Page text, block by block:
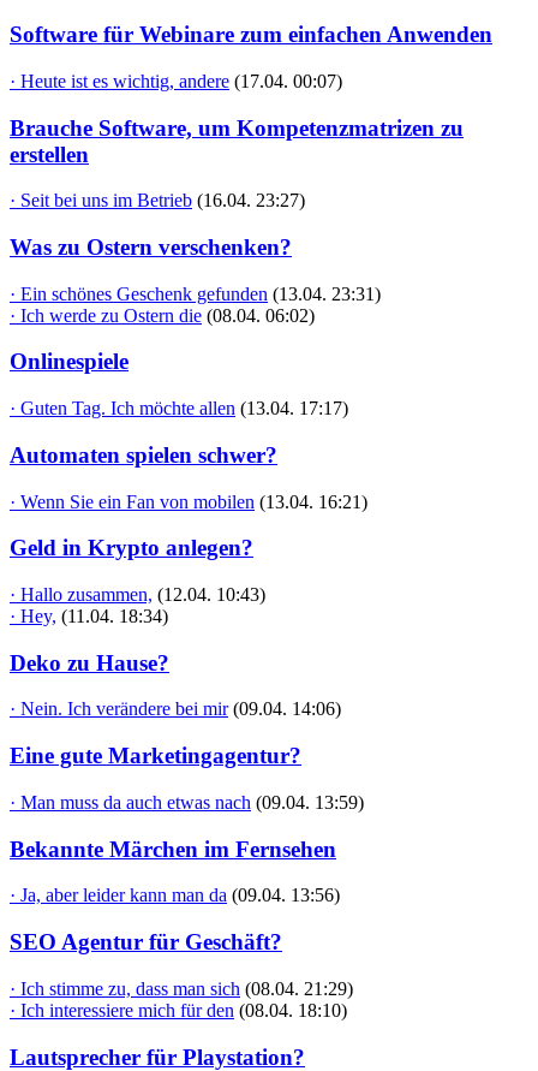
Software für Webinare zum einfachen Anwenden
· Heute ist es wichtig, andere (17.04. 00:07)
Brauche Software, um Kompetenzmatrizen zu
erstellen
· Seit bei uns im Betrieb (16.04. 23:27)
Was zu Ostern verschenken?
· Ein schönes Geschenk gefunden (13.04. 23:31)
· Ich werde zu Ostern die (08.04. 06:02)
Onlinespiele
· Guten Tag. Ich möchte allen (13.04. 17:17)
Automaten spielen schwer?
· Wenn Sie ein Fan von mobilen (13.04. 16:21)
Geld in Krypto anlegen?
· Hallo zusammen, (12.04. 10:43)
· Hey, (11.04. 18:34)
Deko zu Hause?
· Nein. Ich verändere bei mir (09.04. 14:06)
Eine gute Marketingagentur?
· Man muss da auch etwas nach (09.04. 13:59)
Bekannte Märchen im Fernsehen
· Ja, aber leider kann man da (09.04. 13:56)
SEO Agentur für Geschäft?
· Ich stimme zu, dass man sich (08.04. 21:29)
· Ich interessiere mich für den (08.04. 18:10)
Lautsprecher für Playstation?